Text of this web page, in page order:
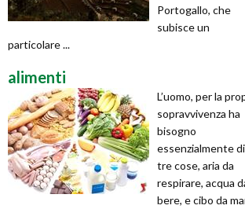
Portogallo, che
subisce un
particolare ...
alimenti
L’uomo, per la
sopravvivenza ha
bisogno
essenzialmente di
tre cose, aria da
respirare, acqua
bere, e cibo da